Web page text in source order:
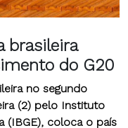
brasileira
do G20
no segundo
(2) pelo Instituto
(IBGE), coloca o país